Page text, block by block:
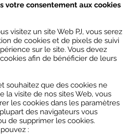
votre consentement aux cookies
visitez un site Web PJ, vous serez
de cookies et de pixels de suivi
sur le site. Vous devez
afin de bénéficier de leurs
souhaitez que des cookies ne
la visite de nos sites Web, vous
les cookies dans les paramètres
des navigateurs vous
de supprimer les cookies.
: